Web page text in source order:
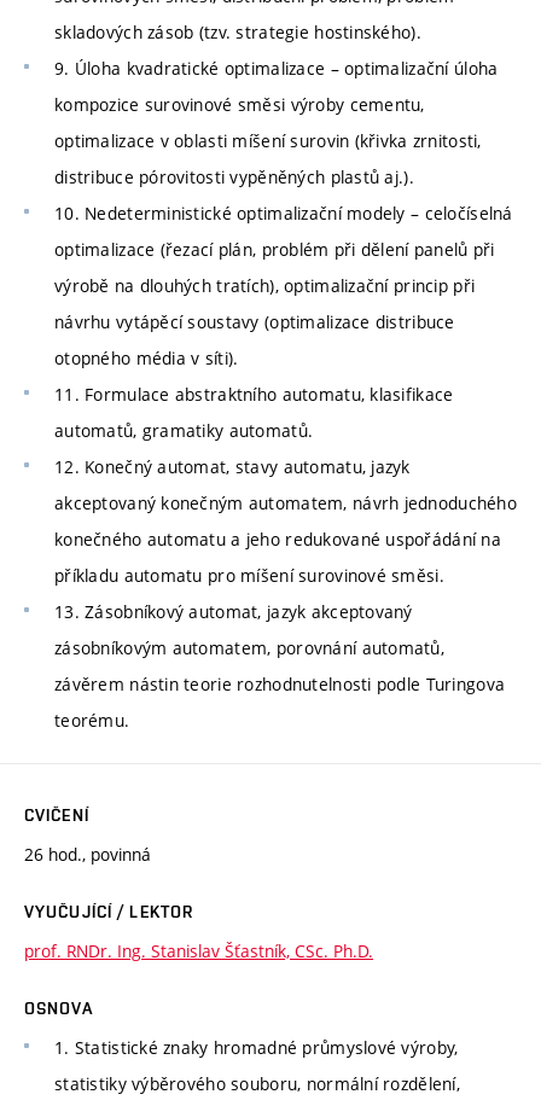
skladových zásob (tzv. strategie hostinského).
9. Úloha kvadratické optimalizace – optimalizační úloha
kompozice surovinové směsi výroby cementu,
optimalizace v oblasti míšení surovin (křivka zrnitosti,
distribuce pórovitosti vypěněných plastů aj.).
10. Nedeterministické optimalizační modely – celočíselná
optimalizace (řezací plán, problém při dělení panelů při
výrobě na dlouhých tratích), optimalizační princip při
návrhu vytápěcí soustavy (optimalizace distribuce
otopného média v síti).
11. Formulace abstraktního automatu, klasifikace
automatů, gramatiky automatů.
12. Konečný automat, stavy automatu, jazyk
akceptovaný konečným automatem, návrh jednoduchého
konečného automatu a jeho redukované uspořádání na
příkladu automatu pro míšení surovinové směsi.
13. Zásobníkový automat, jazyk akceptovaný
zásobníkovým automatem, porovnání automatů,
závěrem nástin teorie rozhodnutelnosti podle Turingova
teorému.
CVIČENÍ
26 hod., povinná
VYUČUJÍCÍ / LEKTOR
prof. RNDr. Ing. Stanislav Šťastník, CSc. Ph.D.
OSNOVA
1. Statistické znaky hromadné průmyslové výroby,
statistiky výběrového souboru, normální rozdělení,